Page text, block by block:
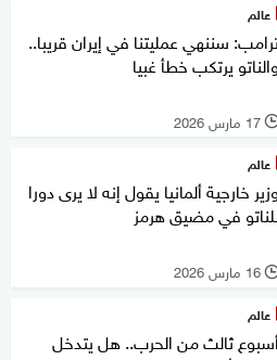
عالم
سننهي عمليتنا في إيران قريبا..
يرتكب خطأ غبيا
17 مارس 2026
عالم
خارجية ألمانيا يقول إنه لا يرى دورا
في مضيق هرمز
16 مارس 2026
عالم
ثالث من الحرب.. هل يتدخل